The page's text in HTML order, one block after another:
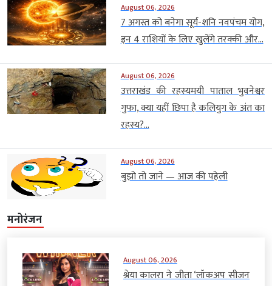
August 06, 2026
7 अगस्त को बनेगा सूर्य-शनि नवपंचम योग,
इन 4 राशियों के लिए खुलेंगे तरक्की और...
August 06, 2026
उत्तराखंड की रहस्यमयी पाताल भुवनेश्वर
गुफा, क्या यहीं छिपा है कलियुग के अंत का
रहस्य?...
August 06, 2026
बुझो तो जाने — आज की पहेली
मनोरंजन
August 06, 2026
श्रेया कालरा ने जीता ‘लॉकअप सीजन